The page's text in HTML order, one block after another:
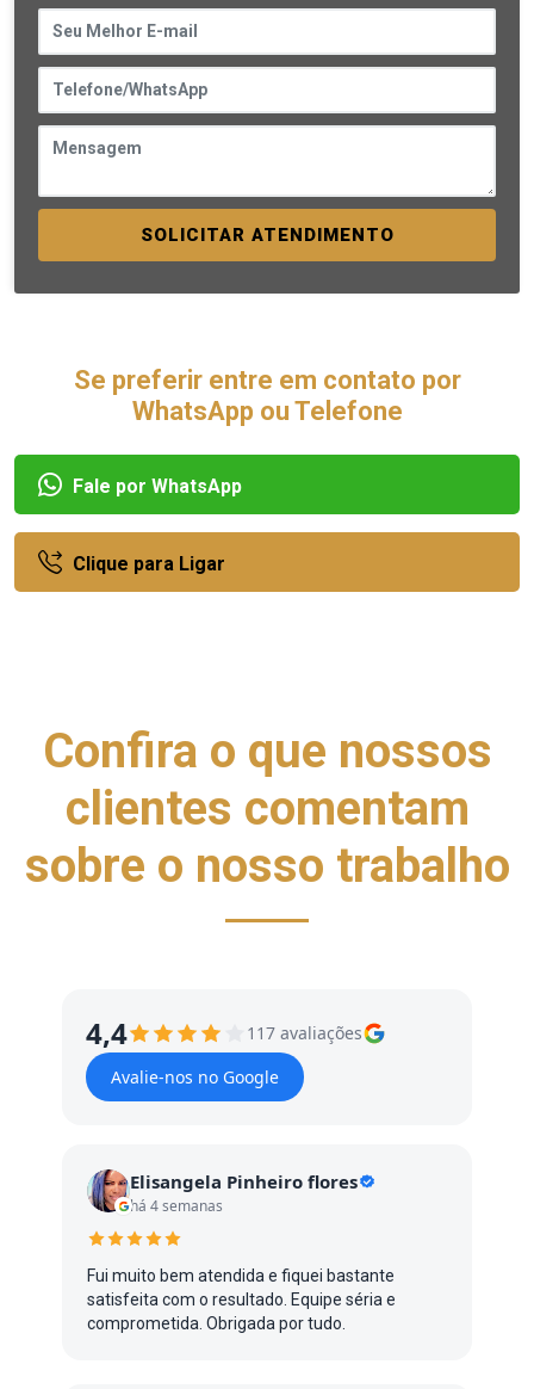
SOLICITAR ATENDIMENTO
Se preferir entre em contato por
WhatsApp ou Telefone
Fale por WhatsApp
Clique para Ligar
Confira o que nossos
clientes comentam
sobre o nosso trabalho
4,4
117 avaliações
Avalie-nos no Google
Elisangela Pinheiro flores
há 4 semanas
Fui muito bem atendida e fiquei bastante
satisfeita com o resultado. Equipe séria e
comprometida. Obrigada por tudo.